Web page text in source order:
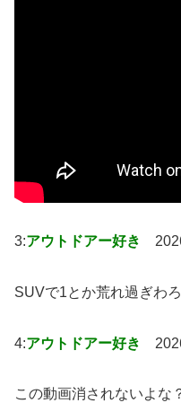
3:アウトドアー好き
SUVで1とか荒れ過ぎわ
4:アウトドアー好き
この動画消されないよな